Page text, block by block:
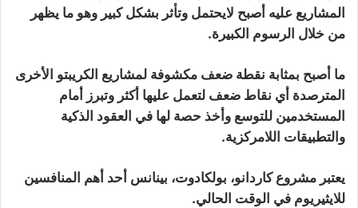
المشاريع عليه أصبح لايحتمل وتأثر بشكل كبير وهو ما يظهر
من خلال الرسوم الكبيرة.
ما أصبح بمثابة نقطة ضعف مكشوفة لمشاريع الكريبتو الأخرى
المترصدة أي نقاط ضعف لتعمل عليها أكثر وتبرز أمام
المستخدمين للتوسع وأخذ حصة لها في العقود الذكية
والتطبيقات اللامركزية.
يعتبر مشروع كاردانو، بولكادوت، بينانس أحد أهم المنافسين
للايثيريوم في الوقت الحالي.